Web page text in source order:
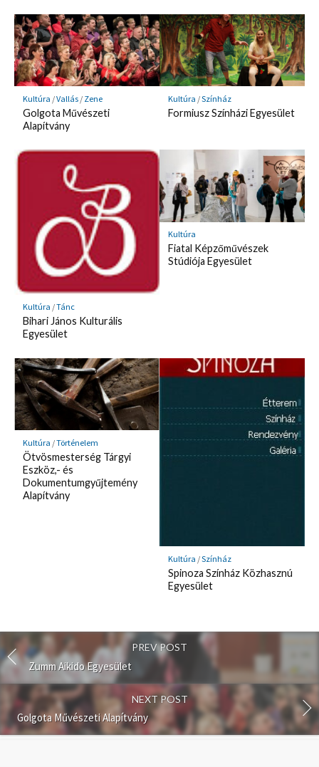
Kultúra /Vallás/ Zene
Golgota Művészeti
Alapítvány
Kultúra /Színház
Formiusz Színházi Egyesület
Kultúra /Tánc
Bihari János Kulturális
Egyesület
Kultúra
Fiatal Képzőművészek
Stúdiója Egyesület
Kultúra /Történelem
Ötvösmesterség Tárgyi
Eszköz,- és
Dokumentumgyűjtemény
Alapítvány
Kultúra /Színház
Spinoza Színház Közhasznú
Egyesület
PREV POST
Zumm Aikido Egyesület
NEXT POST
Golgota Művészeti Alapítvány